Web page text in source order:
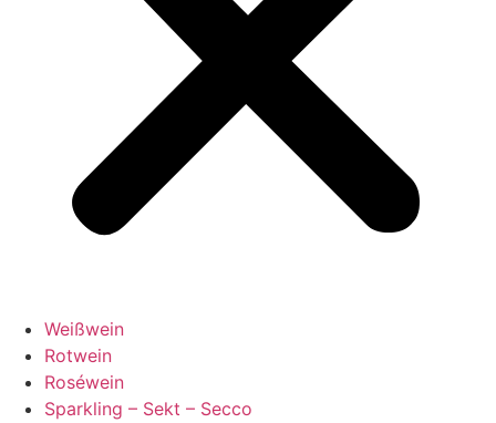
Weißwein
Rotwein
Roséwein
Sparkling – Sekt – Secco